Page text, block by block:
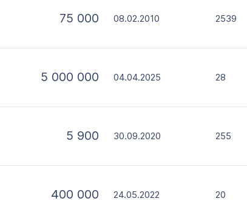
75 000 08.02.2010 2539
5 000 000 04.04.2025 28
5 900 30.09.2020 255
400 000 24.05.2022 20